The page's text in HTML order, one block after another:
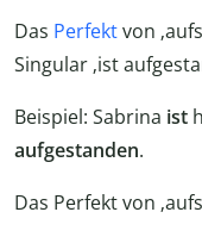
Das Perfektvon
Singular ‚ist
Beispiel: Sabrina ist
aufgestanden.
Das Perfekt von